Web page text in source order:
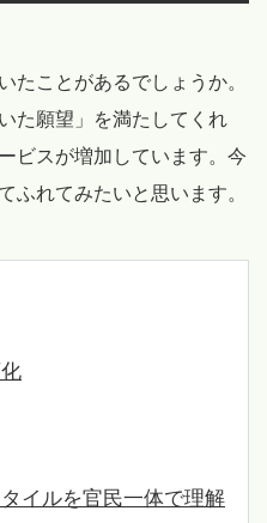
たことがあるでしょうか。
た願望」を満たしてくれ
ビスが増加しています。今
ふれてみたいと思います。
イルを官民一体で理解